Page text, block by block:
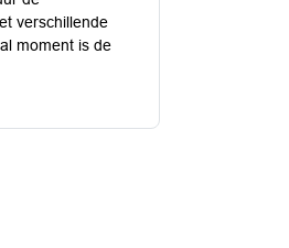
verschillende
moment is de